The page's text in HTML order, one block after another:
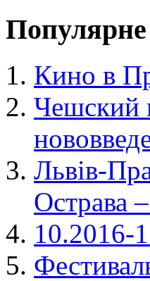
Популярне
Кино в
Чешский
Львів-
Острава
10.2016-